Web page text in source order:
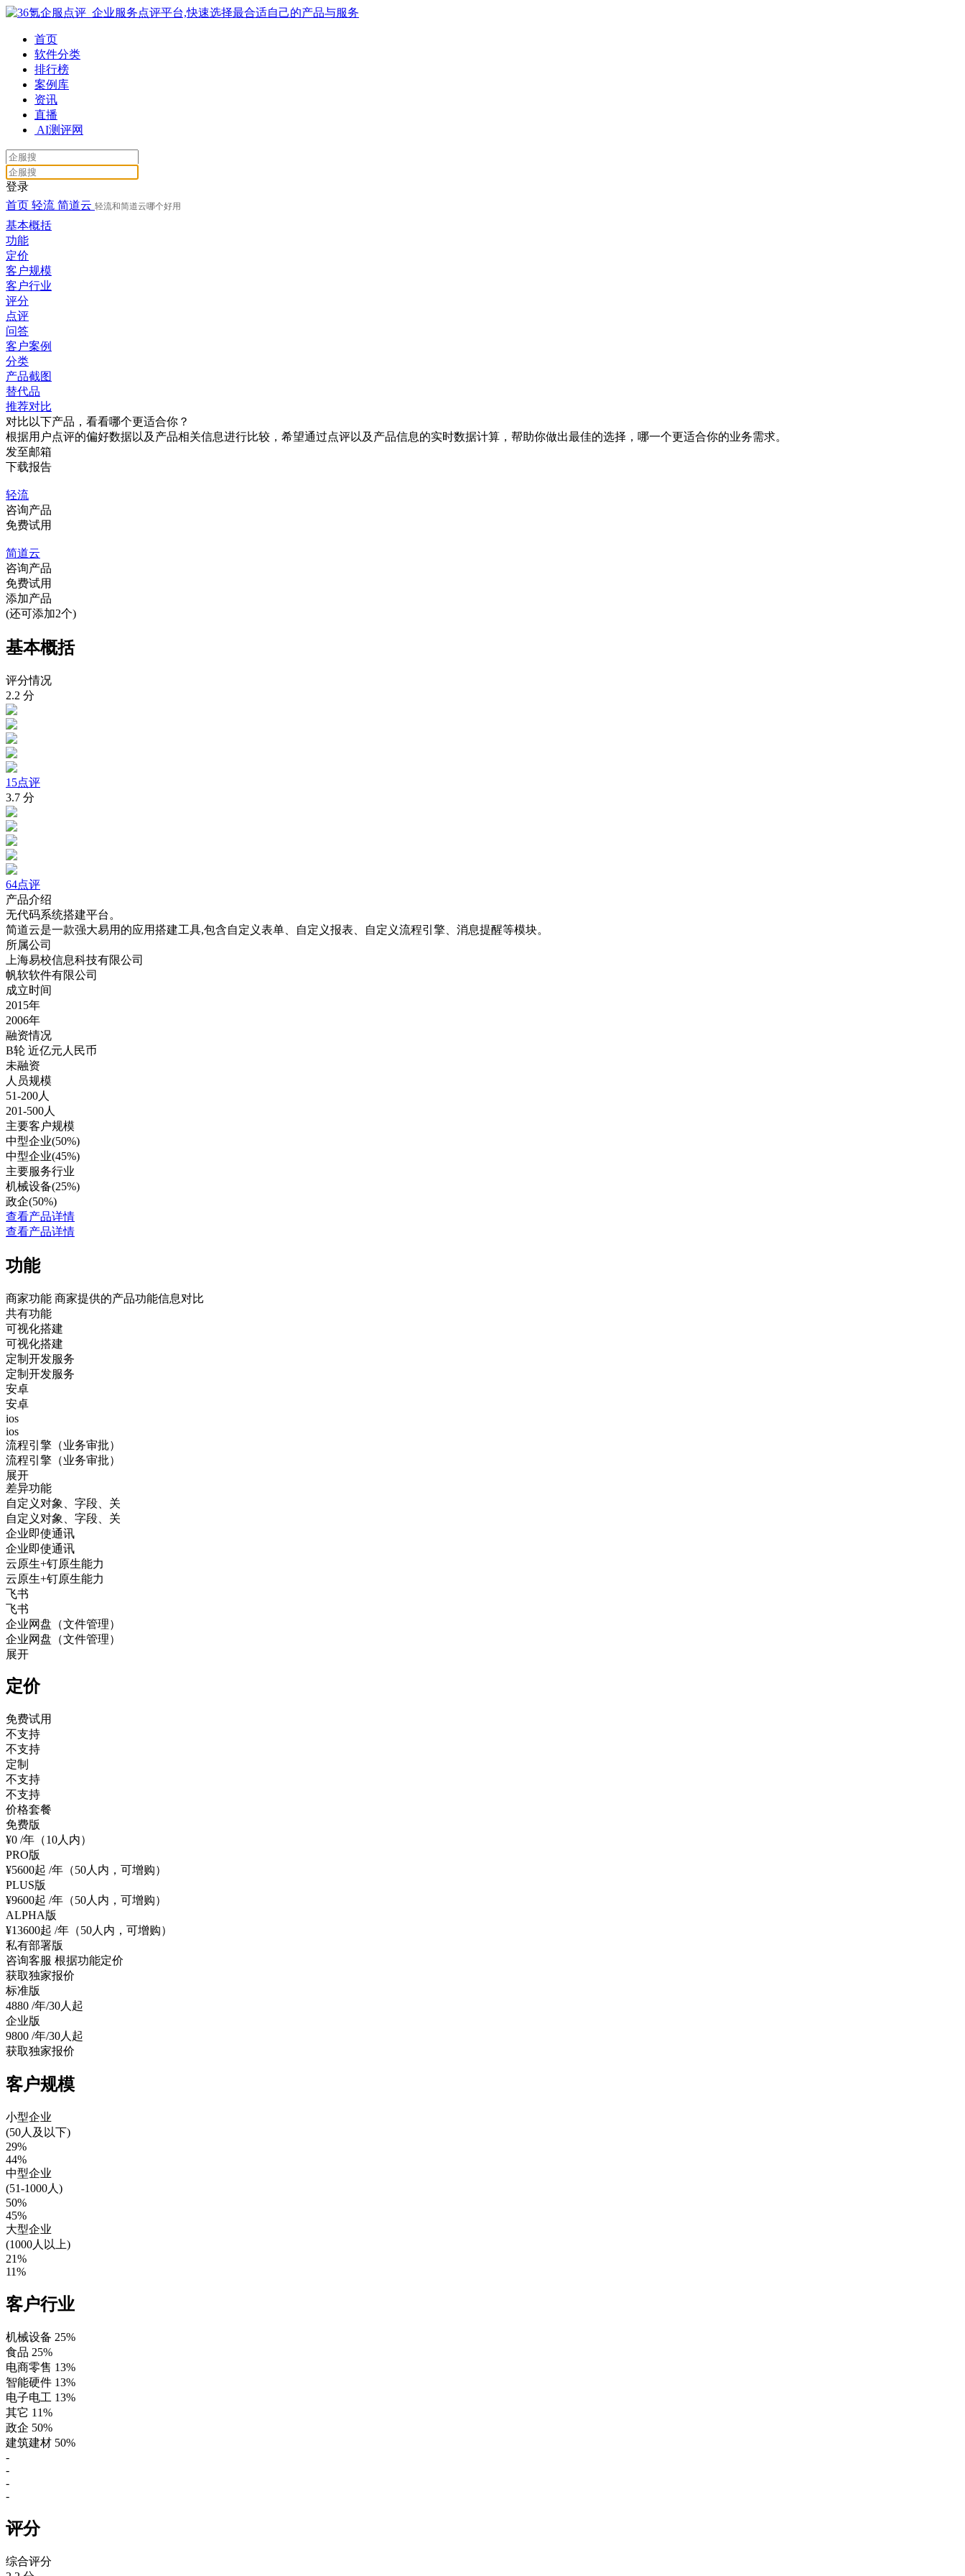
首页
软件分类
排行榜
案例库
资讯
直播
AI测评网
登录
首页 轻流 简道云 轻流和简道云哪个好用
基本概括
功能
定价
客户规模
客户行业
评分
点评
问答
客户案例
分类
产品截图
替代品
推荐对比
对比以下产品，看看哪个更适合你？
根据用户点评的偏好数据以及产品相关信息进行比较，希望通过点评以及产品信息的实时数据计算，帮助你做出最佳的选择，哪一个更适合你的业务需求。
发至邮箱
下载报告
轻流
咨询产品
免费试用
简道云
咨询产品
免费试用
添加产品
(还可添加2个)
基本概括
评分情况
2.2 分
15点评
3.7 分
64点评
产品介绍
无代码系统搭建平台。
简道云是一款强大易用的应用搭建工具,包含自定义表单、自定义报表、自定义流程引擎、消息提醒等模块。
所属公司
上海易校信息科技有限公司
帆软软件有限公司
成立时间
2015年
2006年
融资情况
B轮 近亿元人民币
未融资
人员规模
51-200人
201-500人
主要客户规模
中型企业(50%)
中型企业(45%)
主要服务行业
机械设备(25%)
政企(50%)
查看产品详情
查看产品详情
功能
商家功能 商家提供的产品功能信息对比
共有功能
可视化搭建
可视化搭建
定制开发服务
定制开发服务
安卓
安卓
ios
ios
流程引擎（业务审批）
流程引擎（业务审批）
展开
差异功能
自定义对象、字段、关
自定义对象、字段、关
企业即使通讯
企业即使通讯
云原生+钉原生能力
云原生+钉原生能力
飞书
飞书
企业网盘（文件管理）
企业网盘（文件管理）
展开
定价
免费试用
不支持
不支持
定制
不支持
不支持
价格套餐
免费版
¥0 /年（10人内）
PRO版
¥5600起 /年（50人内，可增购）
PLUS版
¥9600起 /年（50人内，可增购）
ALPHA版
¥13600起 /年（50人内，可增购）
私有部署版
咨询客服 根据功能定价
获取独家报价
标准版
4880 /年/30人起
企业版
9800 /年/30人起
获取独家报价
客户规模
小型企业
(50人及以下)
29%
44%
中型企业
(51-1000人)
50%
45%
大型企业
(1000人以上)
21%
11%
客户行业
机械设备 25%
食品 25%
电商零售 13%
智能硬件 13%
电子电工 13%
其它 11%
政企 50%
建筑建材 50%
-
-
-
-
评分
综合评分